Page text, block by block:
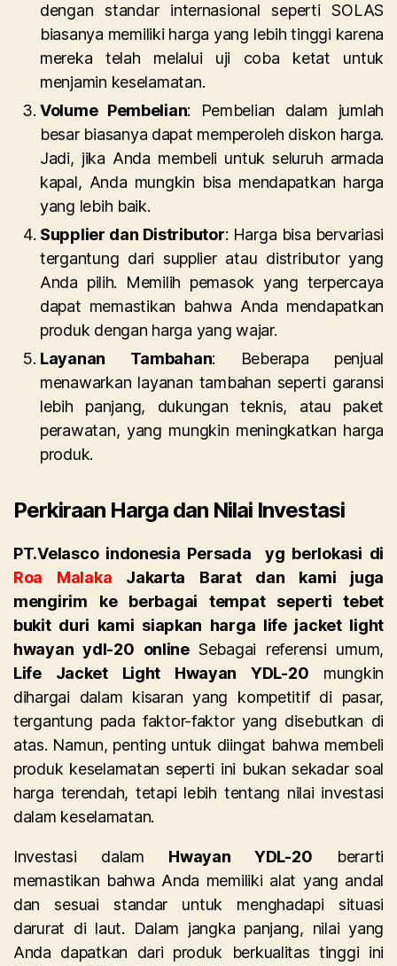
dengan standar internasional seperti SOLAS
biasanya memiliki harga yang lebih tinggi karena
mereka telah melalui uji coba ketat untuk
menjamin keselamatan.
Volume Pembelian: Pembelian dalam jumlah
besar biasanya dapat memperoleh diskon harga.
Jadi, jika Anda membeli untuk seluruh armada
kapal, Anda mungkin bisa mendapatkan harga
yang lebih baik.
Supplier dan Distributor: Harga bisa bervariasi
tergantung dari supplier atau distributor yang
Anda pilih. Memilih pemasok yang terpercaya
dapat memastikan bahwa Anda mendapatkan
produk dengan harga yang wajar.
Layanan Tambahan: Beberapa penjual
menawarkan layanan tambahan seperti garansi
lebih panjang, dukungan teknis, atau paket
perawatan, yang mungkin meningkatkan harga
produk.
Perkiraan Harga dan Nilai Investasi
PT.Velasco indonesia Persada yg berlokasi di
Roa Malaka Jakarta Barat dan kami juga
mengirim ke berbagai tempat seperti tebet
bukit duri kami siapkan harga life jacket light
hwayan ydl-20 online Sebagai referensi umum,
Life Jacket Light Hwayan YDL-20 mungkin
dihargai dalam kisaran yang kompetitif di pasar,
tergantung pada faktor-faktor yang disebutkan di
atas. Namun, penting untuk diingat bahwa membeli
produk keselamatan seperti ini bukan sekadar soal
harga terendah, tetapi lebih tentang nilai investasi
dalam keselamatan.
Investasi dalam Hwayan YDL-20 berarti
memastikan bahwa Anda memiliki alat yang andal
dan sesuai standar untuk menghadapi situasi
darurat di laut. Dalam jangka panjang, nilai yang
Anda dapatkan dari produk berkualitas tinggi ini